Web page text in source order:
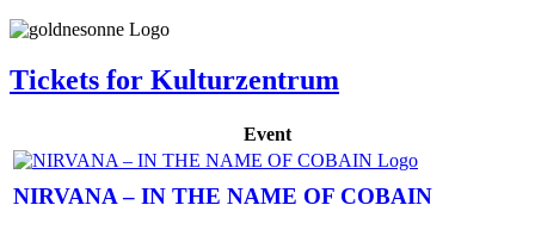
Tickets for Kulturzentrum
Event
NIRVANA – IN THE NAME OF COBAIN